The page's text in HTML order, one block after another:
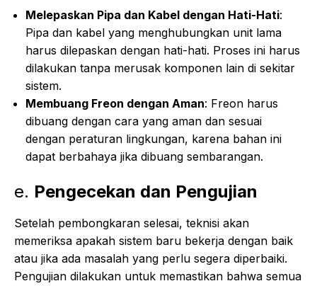
Melepaskan Pipa dan Kabel dengan Hati-Hati:
Pipa dan kabel yang menghubungkan unit lama
harus dilepaskan dengan hati-hati. Proses ini harus
dilakukan tanpa merusak komponen lain di sekitar
sistem.
Membuang Freon dengan Aman: Freon harus
dibuang dengan cara yang aman dan sesuai
dengan peraturan lingkungan, karena bahan ini
dapat berbahaya jika dibuang sembarangan.
e. Pengecekan dan Pengujian
Setelah pembongkaran selesai, teknisi akan
memeriksa apakah sistem baru bekerja dengan baik
atau jika ada masalah yang perlu segera diperbaiki.
Pengujian dilakukan untuk memastikan bahwa semua